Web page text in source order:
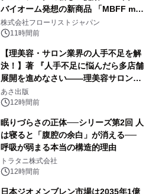
バイオーム発想の新商品 「MBFF mb
クレンジングPRO」を2026年8月6日
発売
株式会社フローリストジャパン
11時間前
【理美容・サロン業界の人手不足を解
決！】著 『人手不足に悩んだら多店舗
展開を進めなさい――理美容サロン
「多店舗展開」の教科書』2026年8月
24日（月）発売
あさ出版
12時間前
眠りづらさの正体──シリーズ第2回 人
は寝ると「腹腔の余白」が消える──
呼吸が弱まる本当の構造的理由
トラタニ株式会社
12時間前
日本ジオメンブレン市場は2035年1億